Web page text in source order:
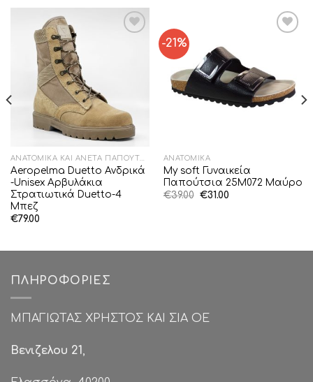
Aeropelma Duetto Ανδρικά
-Unisex Αρβυλάκια
Στρατιωτικά Duetto-4
Μπεζ
€79.00
-21%
ΑΝΑΤΟΜΙΚΆ
My soft Γυναικεία
Παπούτσια 25M072 Μαύρο
€39.00 Original
€31.00Η
ΠΛΗΡΟΦΟΡΊΕΣ
ΜΠΑΓΙΩΤΑΣ ΧΡΗΣΤΟΣ ΚΑΙ ΣΙΑ ΟΕ
Βενιζελου 21,